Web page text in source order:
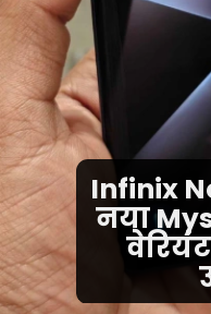
Infinix
नया